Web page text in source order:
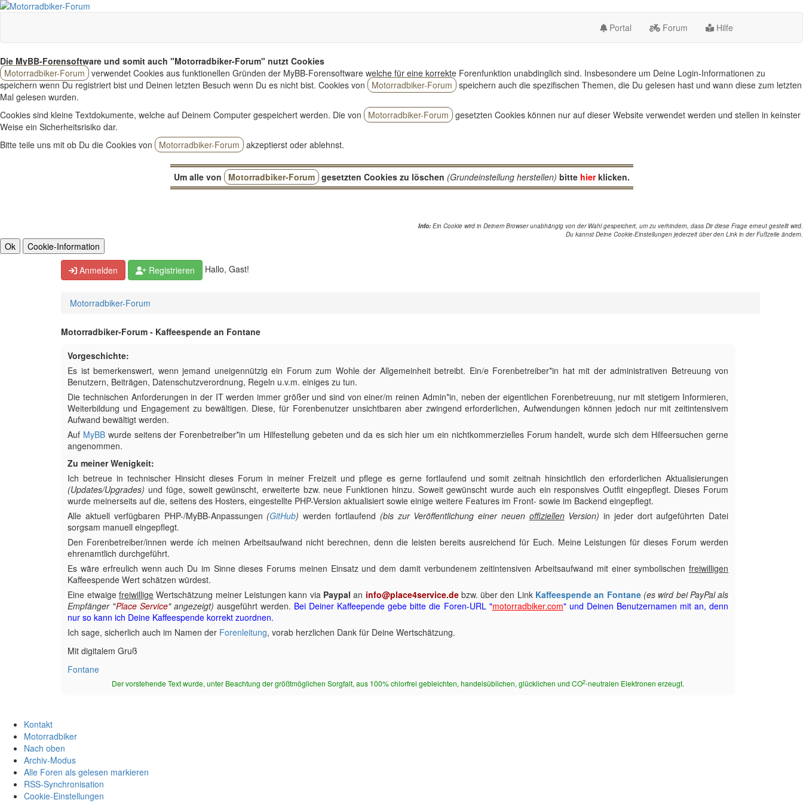
Portal Forum Hilfe
Die MyBB-Forensoftware und somit auch "Motorradbiker-Forum" nutzt Cookies
Motorradbiker-Forum verwendet Cookies aus funktionellen Gründen der MyBB-Forensoftware welche für eine korrekte Forenfunktion unabdinglich sind. Insbesondere um Deine Login-Informationen zu
speichern wenn Du registriert bist und Deinen letzten Besuch wenn Du es nicht bist. Cookies von
Motorradbiker-Forum speichern auch die spezifischen Themen, die Du gelesen hast und wann diese zum letzten
Mal gelesen wurden.
Cookies sind kleine Textdokumente, welche auf Deinem Computer gespeichert werden. Die von
Motorradbiker-Forum gesetzten Cookies können nur auf dieser Website verwendet werden und stellen in keinster
Weise ein Sicherheitsrisiko dar.
Bitte teile uns mit ob Du die Cookies von
Motorradbiker-Forum akzeptierst oder ablehnst.
Um alle von Motorradbiker-Forum gesetzten Cookies zu löschen (Grundeinstellung herstellen) bitte hierklicken.
Info: Ein Cookie wird in Deinem Browser unabhängig von der Wahl gespeichert, um zu verhindern, dass Dir diese Frage erneut gestellt wird.
Du kannst Deine Cookie-Einstellungen jederzeit über den Link in der Fußzeile ändern.
Anmelden Registrieren Hallo, Gast!
Motorradbiker-Forum
Motorradbiker-Forum - Kaffeespende an Fontane
Vorgeschichte:
Es ist bemerkenswert, wenn jemand uneigennützig ein Forum zum Wohle der Allgemeinheit betreibt. Ein/e Forenbetreiber*in hat mit der administrativen Betreuung von
Benutzern, Beiträgen, Datenschutzverordnung, Regeln u.v.m. einiges zu tun.
Die technischen Anforderungen in der IT werden immer größer und sind von einer/m reinen Admin*in, neben der eigentlichen Forenbetreuung, nur mit stetigem Informieren,
Weiterbildung und Engagement zu bewältigen. Diese, für Forenbenutzer unsichtbaren aber zwingend erforderlichen, Aufwendungen können jedoch nur mit zeitintensivem
Aufwand bewältigt werden.
Auf MyBB wurde seitens der Forenbetreiber*in um Hilfestellung gebeten und da es sich hier um ein nichtkommerzielles Forum handelt, wurde sich dem Hilfeersuchen gerne
angenommen.
Zu meiner Wenigkeit:
Ich betreue in technischer Hinsicht dieses Forum in meiner Freizeit und pflege es gerne fortlaufend und somit zeitnah hinsichtlich den erforderlichen Aktualisierungen
(Updates/Upgrades) und füge, soweit gewünscht, erweiterte bzw. neue Funktionen hinzu. Soweit gewünscht wurde auch ein responsives Outfit eingepflegt. Dieses Forum
wurde meinerseits auf die, seitens des Hosters, eingestellte PHP-Version aktualisiert sowie einige weitere Features im Front- sowie im Backend eingepflegt.
Alle aktuell verfügbaren PHP-/MyBB-Anpassungen (GitHub) werden fortlaufend (bis zur Veröffentlichung einer neuen offiziellenVersion) in jeder dort aufgeführten Datei
sorgsam manuell eingepflegt.
Den Forenbetreiber/innen werde ích meinen Arbeitsaufwand nicht berechnen, denn die leisten bereits ausreichend für Euch. Meine Leistungen für dieses Forum werden
ehrenamtlich durchgeführt.
Es wäre erfreulich wenn auch Du im Sinne dieses Forums meinen Einsatz und dem damit verbundenem zeitintensiven Arbeitsaufwand mit einer symbolischenfreiwilligen
Kaffeespende Wert schätzen würdest.
Eine etwaigefreiwillige Wertschätzung meiner Leistungen kann via Paypal an info@place4service.debzw. über den Link Kaffeespende an Fontane (es wird bei PayPal als
Empfänger "Place Service" angezeigt) ausgeführt werden. Bei Deiner Kaffeepende gebe bitte die Foren-URL "motorradbiker.com" und Deinen Benutzernamen mit an, denn
nur so kann ich Deine Kaffeespende korrekt zuordnen.
Ich sage, sicherlich auch im Namen der Forenleitung, vorab herzlichen Dank für Deine Wertschätzung.
Mit digitalem Gruß
Fontane
Der vorstehende Text wurde, unter Beachtung der größtmöglichen Sorgfalt, aus 100% chlorfrei gebleichten, handelsüblichen, glücklichen und CO2-neutralen Elektronen erzeugt.
Kontakt
Motorradbiker
Nach oben
Archiv-Modus
Alle Foren als gelesen markieren
RSS-Synchronisation
Cookie-Einstellungen